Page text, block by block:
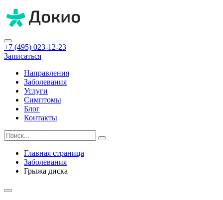
+7 (495) 023-12-23
Записаться
Направления
Заболевания
Услуги
Симптомы
Блог
Контакты
Главная страница
Заболевания
Грыжа диска